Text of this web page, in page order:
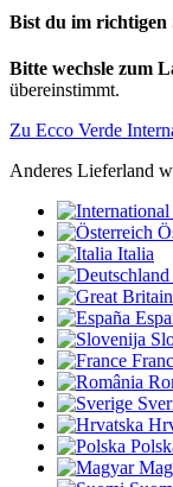
Bist du im richtigen
Bitte wechsle zum
übereinstimmt.
Zu Ecco Verde
Anderes Lieferland
Italia